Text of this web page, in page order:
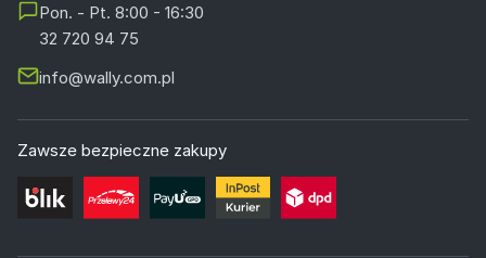
Pon. - Pt. 8:00 - 16:30
32 720 94 75
info@wally.com.pl
Zawsze bezpieczne zakupy